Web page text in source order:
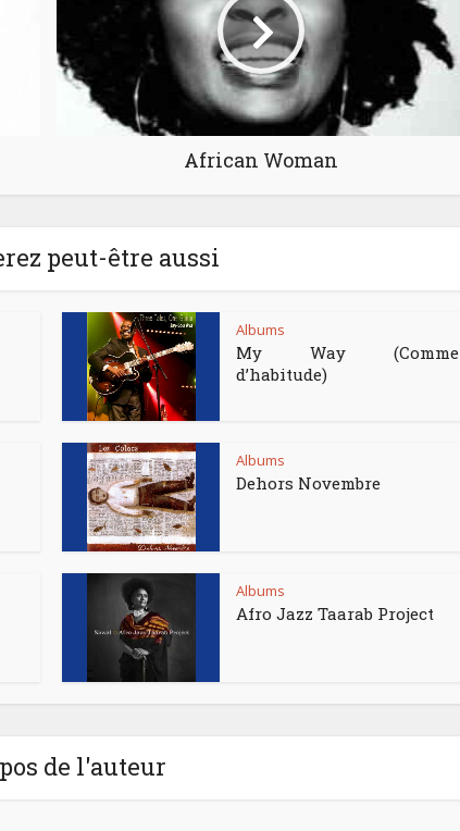
African Woman
peut-être aussi
Albums
My Way (Comme
d’habitude)
Albums
Dehors Novembre
Albums
Afro Jazz Taarab Project
de l'auteur